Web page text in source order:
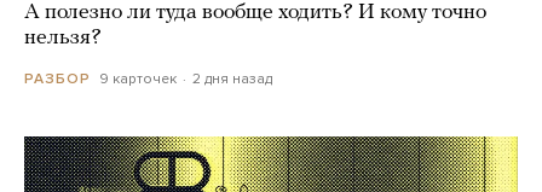
А полезно ли туда вообще ходить? И кому точно
нельзя?
РАЗБОР 9 карточек 2 дня назад